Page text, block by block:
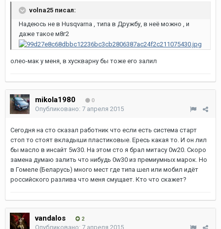
volna25 писал:
Надеюсь не в Husqvarna , типа в Дружбу, в неё можно , и
даже такое м8г2
олео-мак у меня, в хускварну бы тоже его залил
mikola1980 0
Опубликовано: 7 апреля 2015
Сегодня на сто сказал работник что если есть система старт
стоп то стоят вкладыши пластиковые. Ересь какая то. И он лил
бы масло в инсайт 5w30. На этом сто я брал митасу 0w20. Скоро
замена думаю залить что нибудь 0w30 из премиумных марок. Но
в Гомеле (Беларусь) много мест где типа шел или мобил идёт
российского разлива что меня смущает. Кто что скажет?
vandalos 2
Опубликовано: 7 апреля 2015